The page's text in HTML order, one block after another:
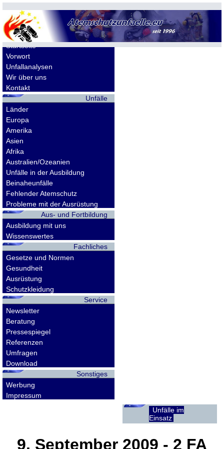
Allgemeines
Startseite
Vorwort
Unfallanalysen
Wir über uns
Kontakt
Unfälle
Länder
Europa
Amerika
Asien
Afrika
Australien/Ozeanien
Unfälle in der Ausbildung
Beinaheunfälle
Fehlender Atemschutz
Probleme mit der Ausrüstung
Aus- und Fortbildung
Ausbildung mit uns
Wissenswertes
Fachliches
Gesetze und Normen
Gesundheit
Ausrüstung
Schutzkleidung
Service
Newsletter
Beratung
Pressespiegel
Referenzen
Umfragen
Download
Sonstiges
Werbung
Impressum
Unfälle im
Einsatz
9. September 2009 - 2 FA